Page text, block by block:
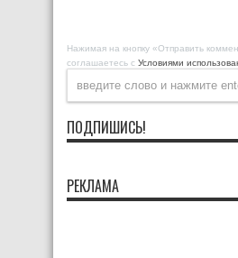
Нажимая на кнопку «Отправить
соглашаетесь с Условиями
ПОДПИШИСЬ!
РЕКЛАМА